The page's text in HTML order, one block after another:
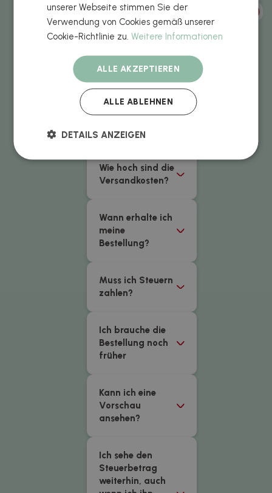
Wie lade ich die
Designs für die
einzelnen
Produkte hoch?
Welche
Zahlungsarten
werden
aktzeptiert?
Wie hoch sind die
Versandkosten?
Wann erhalte ich
meine
Bestellung?
Muss ich Steuern
zahlen?
Ich brauche die
Bestellung noch
früher
Kann ich eine
Vorschau
ansehen?
Ich sehe den
Steuerbetrag
weiterhin, auch
unserer Webseite stimmen Sie der
Verwendung von Cookies gemäß unserer
Cookie-Richtlinie zu.Weitere Informationen
ALLE AKZEPTIEREN
ALLE ABLEHNEN
DETAILS ANZEIGEN